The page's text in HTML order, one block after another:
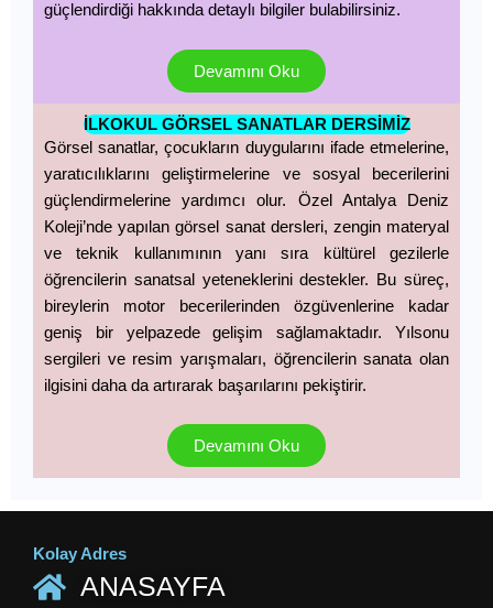
güçlendirdiği hakkında detaylı bilgiler bulabilirsiniz.
Devamını Oku
İLKOKUL GÖRSEL SANATLAR DERSİMİZ
Görsel sanatlar, çocukların duygularını ifade etmelerine,
yaratıcılıklarını geliştirmelerine ve sosyal becerilerini
güçlendirmelerine yardımcı olur. Özel Antalya Deniz
Koleji’nde yapılan görsel sanat dersleri, zengin materyal
ve teknik kullanımının yanı sıra kültürel gezilerle
öğrencilerin sanatsal yeteneklerini destekler. Bu süreç,
bireylerin motor becerilerinden özgüvenlerine kadar
geniş bir yelpazede gelişim sağlamaktadır. Yılsonu
sergileri ve resim yarışmaları, öğrencilerin sanata olan
ilgisini daha da artırarak başarılarını pekiştirir.
Devamını Oku
Kolay Adres
ANASAYFA